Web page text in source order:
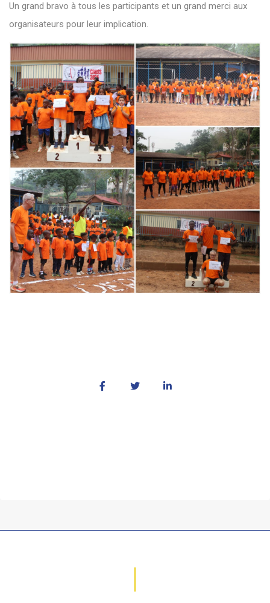
Un grand bravo à tous les participants et un grand merci aux
organisateurs pour leur implication.